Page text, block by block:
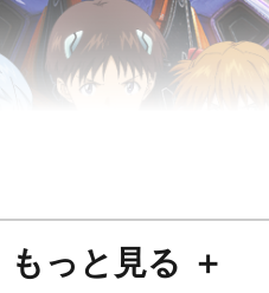
もっと見る ＋